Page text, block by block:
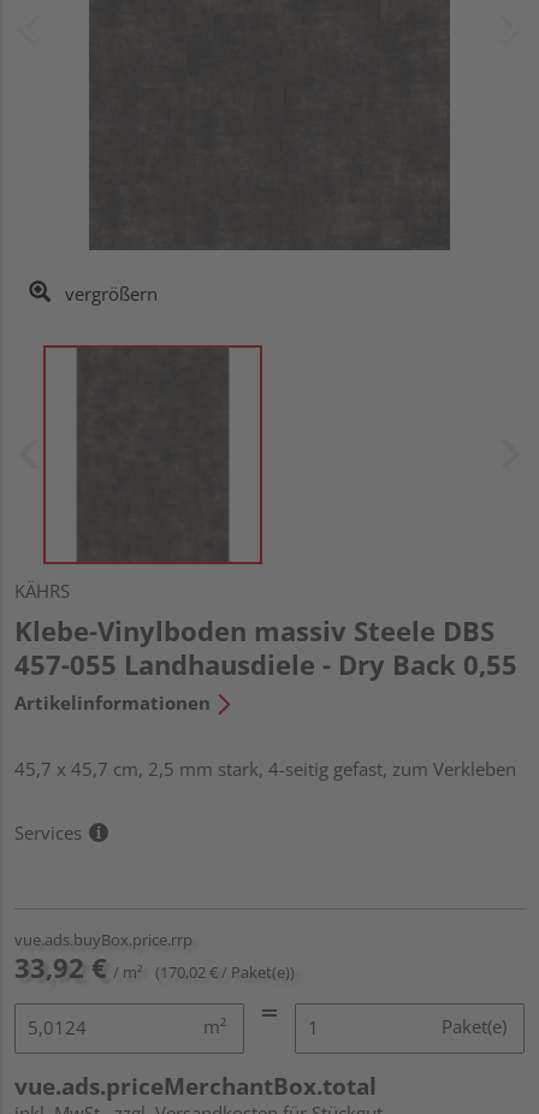
vergrößern
KÄHRS
Klebe-Vinylboden massiv Steele DBS
457-055 Landhausdiele - Dry Back 0,55
Artikelinformationen
45,7 x 45,7 cm, 2,5 mm stark, 4-seitig gefast, zum Verkleben
Services
vue.ads.buyBox.price.rrp
33,92 € / m² (170,02 € / Paket(e))
m² Paket(e)
vue.ads.priceMerchantBox.total